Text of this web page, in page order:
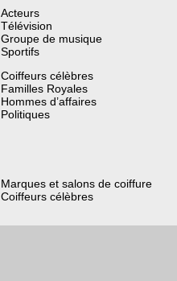
Acteurs
Télévision
Groupe de musique
Sportifs
Coiffeurs célèbres
Familles Royales
Hommes d’affaires
Politiques
Marques et salons de coiffure
Coiffeurs célèbres